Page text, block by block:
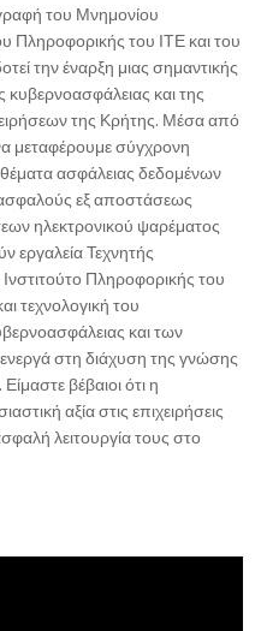
του Μνημονίου
Πληροφορικής του ΙΤΕ και του
την έναρξη μιας σημαντικής
και της
της Κρήτης. Μέσα από
μεταφέρουμε σύγχρονη
ασφάλειας δεδομένων
εξ αποστάσεως
ηλεκτρονικού ψαρέματος
εργαλεία Τεχνητής
Πληροφορικής του
τεχνολογική του
και των
στη διάχυση της γνώσης
βέβαιοι ότι η
αξία στις επιχειρήσεις
λειτουργία τους στο